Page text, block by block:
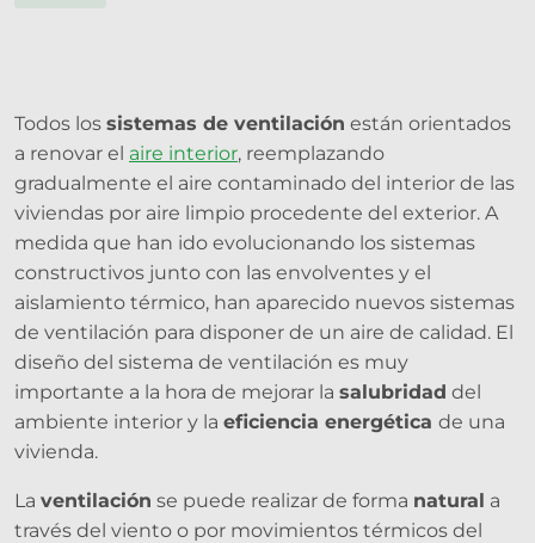
Todos los sistemas de ventilación están orientados
a renovar el aire interior, reemplazando
gradualmente el aire contaminado del interior de las
viviendas por aire limpio procedente del exterior. A
medida que han ido evolucionando los sistemas
constructivos junto con las envolventes y el
aislamiento térmico, han aparecido nuevos sistemas
de ventilación para disponer de un aire de calidad. El
diseño del sistema de ventilación es muy
importante a la hora de mejorar la salubridad del
ambiente interior y la eficiencia energética de una
vivienda.
La ventilación se puede realizar de forma natural a
través del viento o por movimientos térmicos del